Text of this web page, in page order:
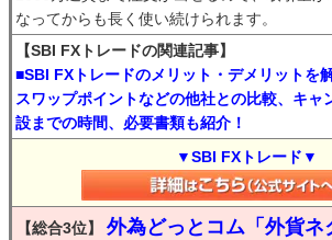
なってからも長く使い続けられます。
【SBI FXトレードの関連記事】
■SBI FXトレードのメリット・デメリットを
スワップポイントなどの他社との比較、キャ
設までの時間、必要書類も紹介！
▼SBI FXトレード▼
【総合3位】 外為どっとコム「外貨ネ